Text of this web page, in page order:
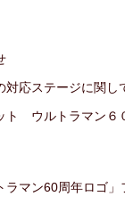
対応ステージに関し
ト ウルトラマン６
ラマン60周年ロゴ」